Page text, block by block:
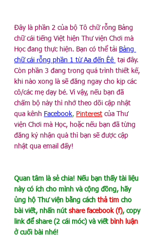
Đây là phần 2 của bộ Tô chữ rỗng Bảng
chữ cái tiếng Việt hiện Thư viện Chơi mà
Học đang thực hiện. Bạn có thể tải Bảng
chữ cái rỗng phần 1 từ Aa đến Êê tại đây.
Còn phần 3 đang trong quá trình thiết kế,
khi nào xong là sẽ đăng ngay cho kịp các
cô/các mẹ dạy bé. Vì vậy, nếu bạn đã
chấm bộ này thì nhớ theo dõi cập nhật
qua kênh Facebook, Pinterest của Thư
viện Chơi mà Học, hoặc nếu bạn đã từng
đăng ký nhận quà thì bạn sẽ được cập
nhật qua email đấy!
Quan tâm là sẻ chia! Nếu bạn thấy tài liệu
này có ích cho mình và cộng đồng, hãy
ủng hộ Thư viện bằng cách thả tim cho
bài viết, nhấn nút share facebook (f), copy
link để share (2 cái móc) và viết bình luận
ở cuối bài nhé!